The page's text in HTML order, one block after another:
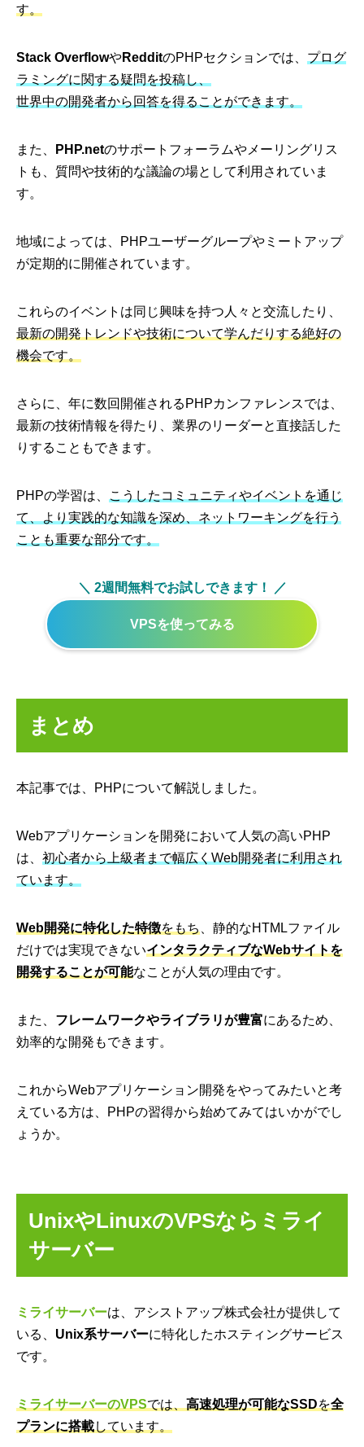
す。
Stack OverflowやRedditのPHPセクションでは、 プログ
ラミングに関する疑問を投稿し、
世界中の開発者から回答を得ることができます。
また、 PHP.netのサポートフォーラムやメーリングリス
トも、質問や技術的な議論の場として利用されていま
す。
地域によっては、PHPユーザーグループやミートアップ
が定期的に開催されています。
これらのイベントは同じ興味を持つ人々と交流したり、
最新の開発トレンドや技術について学んだりする絶好の
機会です。
さらに、年に数回開催されるPHPカンファレンスでは、
最新の技術情報を得たり、業界のリーダーと直接話した
りすることもできます。
PHPの学習は、
こうしたコミュニティやイベントを通じ
て、より実践的な知識を深め、ネットワーキングを行う
ことも重要な部分です。
＼ 2週間無料でお試しできます！ ／
VPSを使ってみる
まとめ
本記事では、PHPについて解説しました。
Webアプリケーションを開発において人気の高いPHP
は、 初心者から上級者まで幅広くWeb開発者に利用され
ています。
Web開発に特化した特徴をもち
、静的なHTMLファイル
だけでは実現できないインタラクティブなWebサイトを
開発することが可能なことが人気の理由です。
また、 フレームワークやライブラリが豊富にあるため、
効率的な開発もできます。
これからWebアプリケーション開発をやってみたいと考
えている方は、PHPの習得から始めてみてはいかがでし
ょうか。
UnixやLinuxのVPSならミライ
サーバー
ミライサーバーは、アシストアップ株式会社が提供して
いる、 Unix系サーバーに特化したホスティングサービス
です。
ミライサーバーのVPSでは、 高速処理が可能なSSDを全
プランに搭載しています。